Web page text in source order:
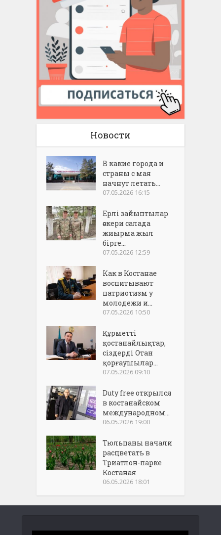
Новости
В какие города и
страны с мая
начнут летать...
07.05.2026 16:15
Ерлі зайыптылар
әскери салада
жиырма жыл
бірге...
07.05.2026 12:59
Как в Костанае
воспитывают
патриотизм у
молодежи и...
07.05.2026 10:50
Құрметті
қостанайлықтар,
сіздерді Отан
қорғаушылар...
07.05.2026 09:10
Duty free открылся
в костанайском
международном...
06.05.2026 19:00
Тюльпаны начали
расцветать в
Триатлон-парке
Костаная
06.05.2026 18:01